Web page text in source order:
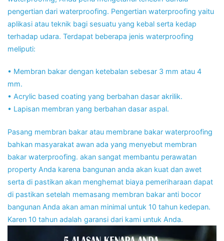
pengertian dari waterproofing. Pengertian waterproofing yaitu
aplikasi atau teknik bagi sesuatu yang kebal serta kedap
terhadap udara. Terdapat beberapa jenis waterproofing
meliputi:
• Membran bakar dengan ketebalan sebesar 3 mm atau 4
mm.
• Acrylic based coating yang berbahan dasar akrilik.
• Lapisan membran yang berbahan dasar aspal.
Pasang membran bakar atau membrane bakar waterproofing
bahkan masyarakat awan ada yang menyebut membran
bakar waterproofing. akan sangat membantu perawatan
property Anda karena bangunan anda akan kuat dan awet
serta di pastikan akan menghemat biaya pemeriharaan dapat
di pastikan setelah memasang membran bakar anti bocor
bangunan Anda akan aman minimal untuk 10 tahun kedepan.
Karen 10 tahun adalah garansi dari kami untuk Anda.